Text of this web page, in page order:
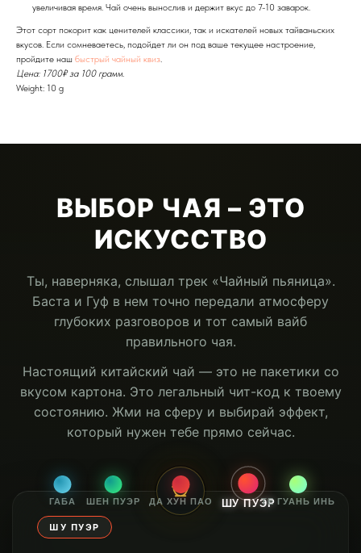
увеличивая время. Чай очень вынослив и держит вкус до 7-10 заварок.
Этот сорт покорит как ценителей классики, так и искателей новых тайваньских
вкусов. Если сомневаетесь, подойдет ли он под ваше текущее настроение,
пройдите наш быстрый чайный квиз.
Цена: 1700₽ за 100 грамм.
Weight: 10 g
ВЫБОР ЧАЯ – ЭТО
ИСКУССТВО
Ты, наверняка, слышал трек «Чайный пьяница».
Баста и Гуф в нем точно передали атмосферу
глубоких разговоров и тот самый вайб
правильного чая.
Настоящий китайский чай — это не пакетики со
вкусом картона. Это легальный чит-код к твоему
состоянию. Жми на сферу и выбирай эффект,
который нужен тебе прямо сейчас.
ГАБА ШЕН ПУЭР ШУ ПУЭРТЕ ГУАНЬ ИНЬ
ДА ХУН ПАО
ШУ ПУЭР